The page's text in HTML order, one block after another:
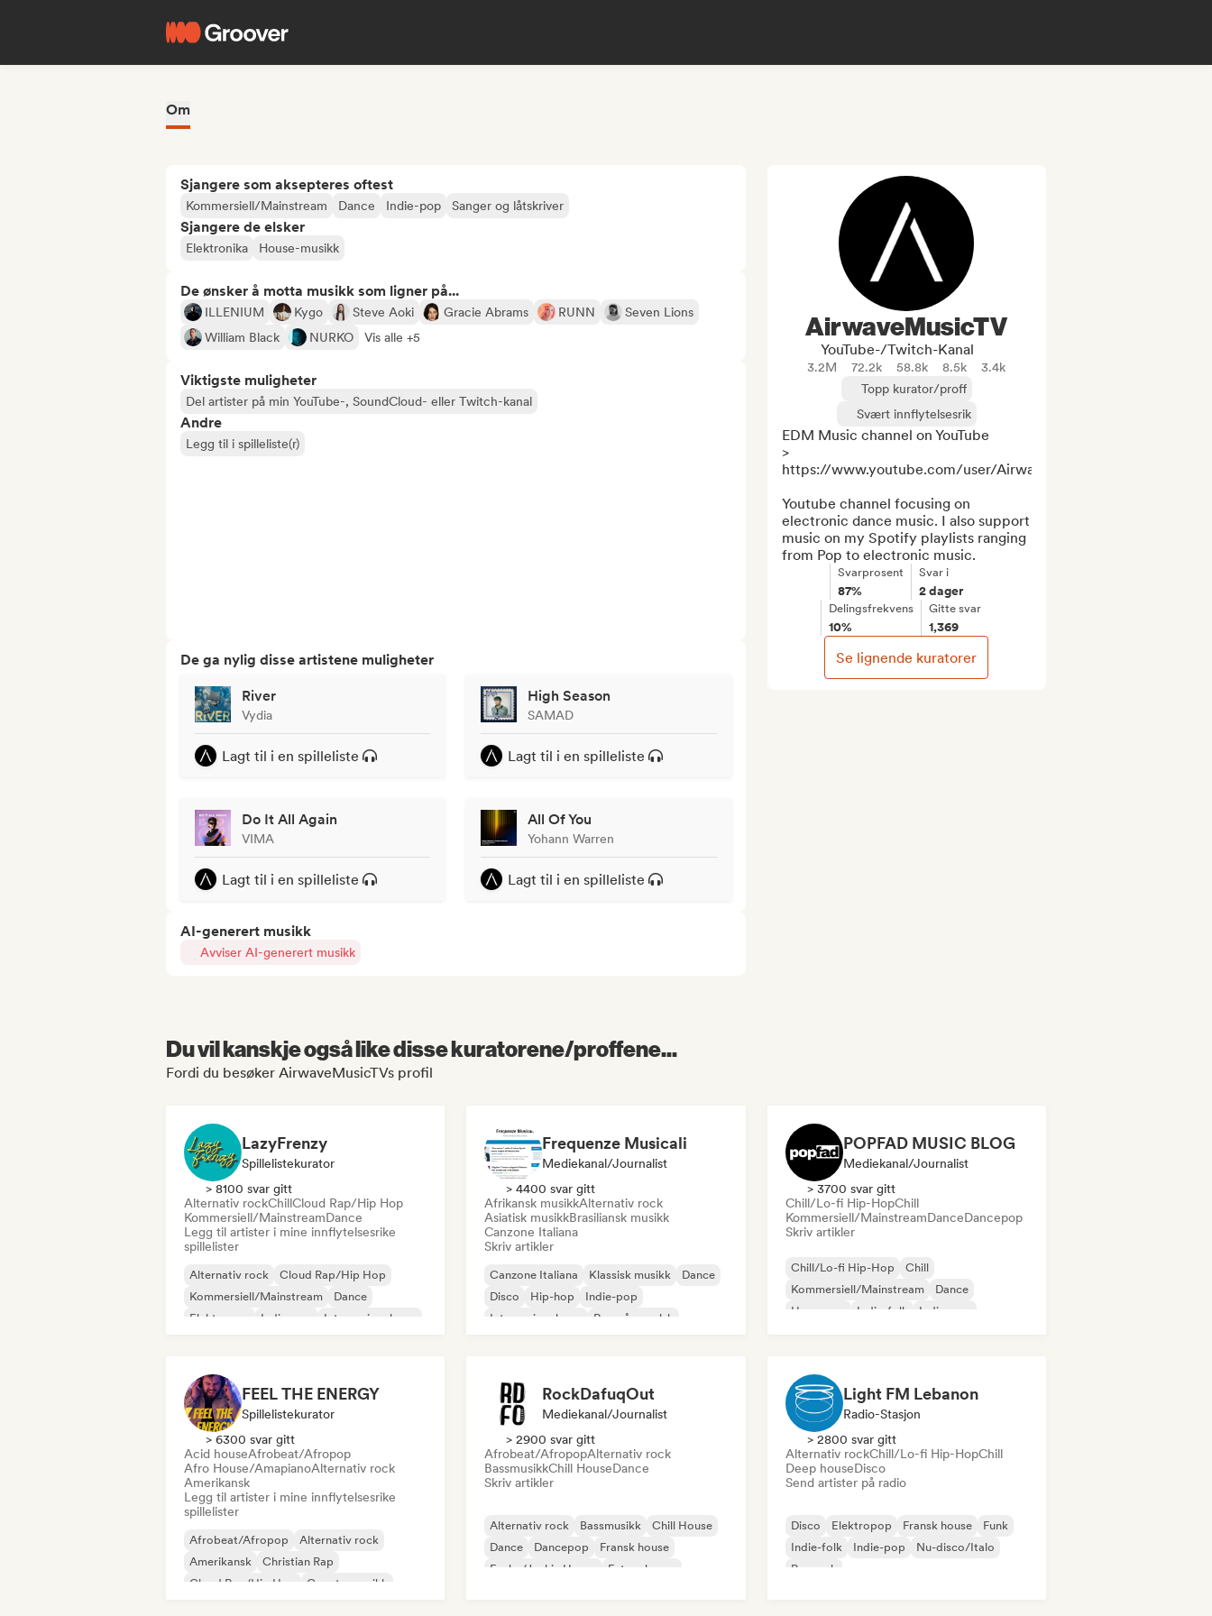
Om
Sjangere som aksepteres oftest
Kommersiell/Mainstream Dance Indie-pop Sanger og låtskriver
Sjangere de elsker
Elektronika House-musikk
De ønsker å motta musikk som ligner på...
ILLENIUM Kygo Steve Aoki Gracie Abrams RUNN
Seven Lions
William Black
NURKO Vis alle +5
Viktigste muligheter
Del artister på min YouTube-, SoundCloud- eller Twitch-kanal
Andre
Legg til i spilleliste(r)
De ga nylig disse artistene muligheter
River
Vydia
Lagt til i en spilleliste
High Season
SAMAD
Lagt til i en spilleliste
Do It All Again
VIMA
Lagt til i en spilleliste
All Of You
Yohann Warren
Lagt til i en spilleliste
AI-generert musikk
Avviser AI-generert musikk
AirwaveMusicTV
YouTube-/Twitch-Kanal
3.2M 72.2k 58.8k 8.5k
3.4k
Topp kurator/proff
Svært innflytelsesrik
EDM Music channel on YouTube
>
https://www.youtube.com/user/AirwaveMusicTV
Youtube channel focusing on
electronic dance music. I also support
music on my Spotify playlists ranging
from Pop to electronic music.
Svarprosent
87%
Svar i
2 dager
Delingsfrekvens
10%
Gitte svar
1,369
Se lignende kuratorer
Du vil kanskje også like disse kuratorene/proffene...
Fordi du besøker AirwaveMusicTVs profil
LazyFrenzy
Spillelistekurator
> 8100 svar gitt
Alternativ rockChillCloud Rap/Hip Hop
Kommersiell/MainstreamDance
Legg til artister i mine innflytelsesrike
spillelister
Alternativ rock
Cloud Rap/Hip Hop
Kommersiell/Mainstream
Dance
Elektropop
Indie-pop
Internasjonal pop
Frequenze Musicali
Mediekanal/journalist
> 4400 svar gitt
Afrikansk musikkAlternativ rock
Asiatisk musikkBrasiliansk musikk
Canzone Italiana
Skriv artikler
Canzone Italiana Klassisk musikk
Dance
Disco
Hip-hop
Indie-pop
Internasjonal pop
Rap på engelsk
POPFAD MUSIC BLOG
Mediekanal/journalist
> 3700 svar gitt
Chill/Lo-fi Hip-HopChill
Kommersiell/MainstreamDanceDancepop
Skriv artikler
Chill/Lo-fi Hip-Hop
Chill
Kommersiell/Mainstream
Dance
Hyperpop
Indie-folk
Indie-pop
FEEL THE ENERGY
Spillelistekurator
> 6300 svar gitt
Acid houseAfrobeat/Afropop
Afro House/AmapianoAlternativ rock
Amerikansk
Legg til artister i mine innflytelsesrike
spillelister
Afrobeat/Afropop
Alternativ rock
Amerikansk
Christian Rap
Cloud Rap/Hip Hop
Countrymusikk
RockDafuqOut
Mediekanal/journalist
> 2900 svar gitt
Afrobeat/AfropopAlternativ rock
BassmusikkChill HouseDance
Skriv artikler
Alternativ rock Bassmusikk
Chill House
Dance
Dancepop
Fransk house
Funky/Jackin House
Future house
Light FM Lebanon
Radio-Stasjon
> 2800 svar gitt
Alternativ rockChill/Lo-fi Hip-HopChill
Deep houseDisco
Send artister på radio
Disco Elektropop Fransk house
Funk
Indie-folk
Indie-pop
Nu-disco/Italo
Poprock